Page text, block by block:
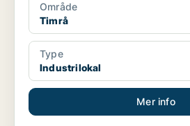
Område
Timrå
Type
Industrilokal
Mer info